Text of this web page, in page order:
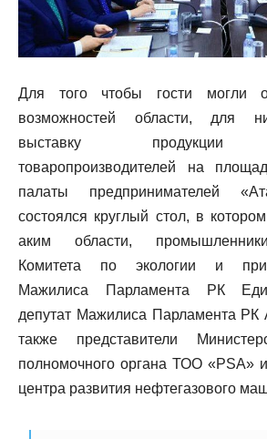
Для того чтобы гости могли
возможностей области, для
выставку продукции
товаропроизводителей на
палаты предпринимателей
состоялся круглый стол, в
аким области,
Комитета по экологии и
Мажилиса Парламента РК
депутат Мажилиса Парламента РК
также представители
полномочного органа ТОО «PSA»
центра развития нефтегазового